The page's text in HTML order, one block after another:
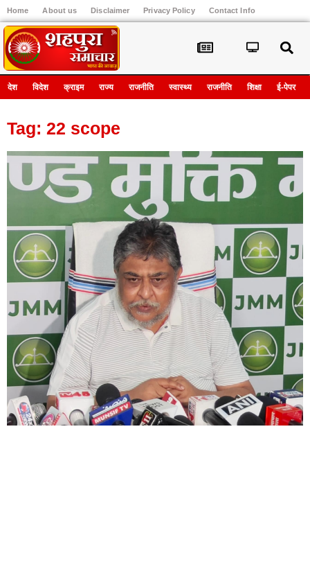
Home About us Disclaimer Privacy Policy Contact Info
देश विदेश क्राइम राज्य राजनीति स्वास्थ्य राजनीति शिक्षा ई-पेपर
Tag: 22 scope